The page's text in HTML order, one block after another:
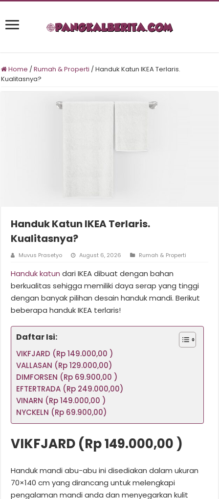
Home /Rumah & Properti /Handuk Katun IKEA Terlaris.
Kualitasnya?
Handuk Katun IKEA Terlaris.
Kualitasnya?
Muvus Prasetyo August 6, 2026 Rumah & Properti
Handuk katun dari IKEA dibuat dengan bahan
berkualitas sehigga memiliki daya serap yang tinggi
dengan banyak pilihan desain handuk mandi. Berikut
beberapa handuk IKEA terlaris!
Daftar Isi:
VIKFJARD (Rp 149.000,00 )
VALLASAN (Rp 129.000,00)
DIMFORSEN (Rp 69.900,00 )
EFTERTRADA (Rp 249.000,00)
VINARN (Rp 149.000,00 )
NYCKELN (Rp 69.900,00)
VIKFJARD (Rp 149.000,00 )
Handuk mandi abu-abu ini disediakan dalam ukuran
70×140 cm yang dirancang untuk melengkapi
pengalaman mandi anda dan menyegarkan kulit